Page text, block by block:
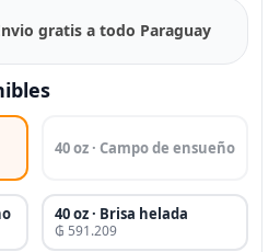
gratis a todo Paraguay
40 oz · Campo de ensueño
40 oz · Brisa helada
₲ 591.209